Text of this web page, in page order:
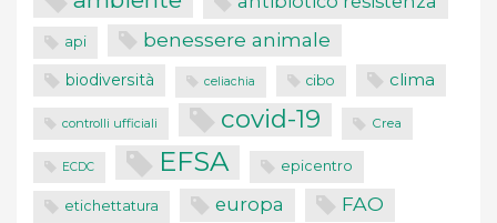
api benessere animale
biodiversità celiachia cibo clima
controlli ufficiali covid-19 Crea
ECDC EFSA epicentro
etichettatura europa FAO